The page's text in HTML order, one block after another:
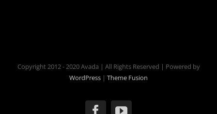
Copyright 2012 - 2020 Avada | All Rights Reserved | Powered by
WordPress | Theme Fusion